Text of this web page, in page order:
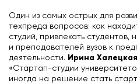
Один из самых острых для
техпреда вопросов: как
студий, привлекать студентов,
и преподавателей вузов к
деятельности. Ирина Халецкая
«Стартап-студии
иногда на решение стать